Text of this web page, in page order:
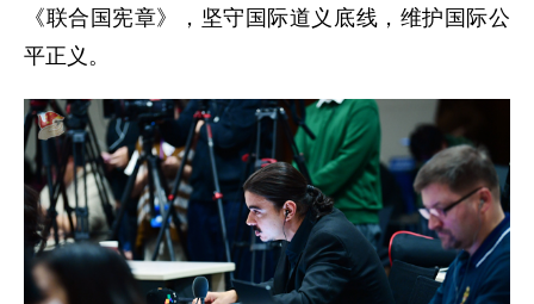
《联合国宪章》，坚守国际道义底线，维护国际公
平正义。